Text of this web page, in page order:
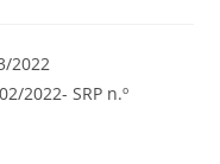
2022
2022- SRP n.º